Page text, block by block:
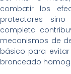
combatir los
protectores
completa
mecanismos de
básico para
bronceado